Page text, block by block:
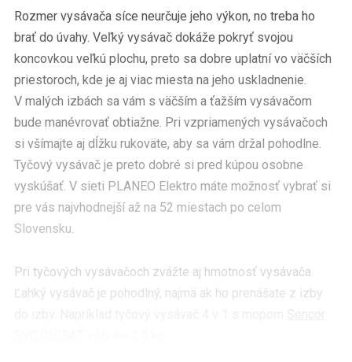
Rozmer vysávača síce neurčuje jeho výkon, no treba ho
brať do úvahy. Veľký vysávač dokáže pokryť svojou
koncovkou veľkú plochu, preto sa dobre uplatní vo väčších
priestoroch, kde je aj viac miesta na jeho uskladnenie.
V malých izbách sa vám s väčším a ťažším vysávačom
bude manévrovať obtiažne. Pri vzpriamených vysávačoch
si všímajte aj dĺžku rukoväte, aby sa vám držal pohodlne.
Tyčový vysávač je preto dobré si pred kúpou osobne
vyskúšať. V sieti PLANEO Elektro máte možnosť vybrať si
pre vás najvhodnejší až na 52 miestach po celom
Slovensku.
Pri tyčových vysávačoch zvážte aj hmotnosť vysávača.
Ľahký vysávač je pohodlný, najmä ak ho prenášate z izby